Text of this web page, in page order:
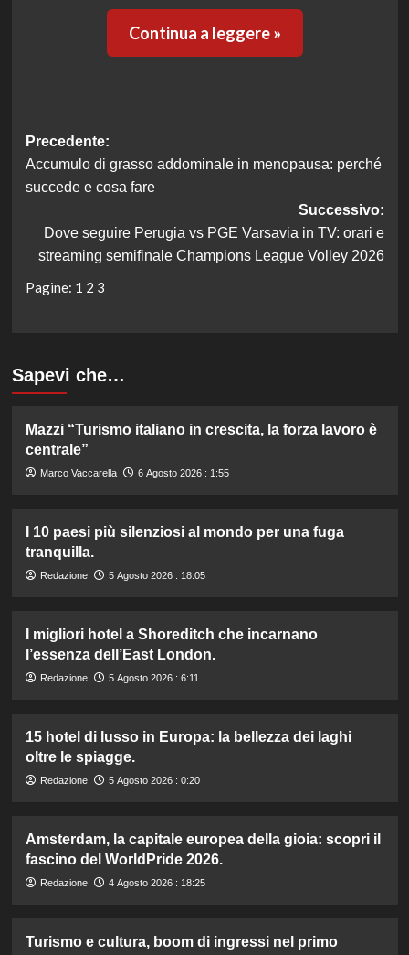
Continua a leggere »
Navigazione
articolo
Precedente:
Accumulo di grasso addominale in menopausa: perché
succede e cosa fare
Successivo:
Dove seguire Perugia vs PGE Varsavia in TV: orari e
streaming semifinale Champions League Volley 2026
Pagine: 1 2 3
Sapevi che…
Mazzi “Turismo italiano in crescita, la forza lavoro è
centrale”
Marco Vaccarella 6 Agosto 2026 : 1:55
I 10 paesi più silenziosi al mondo per una fuga
tranquilla.
Redazione 5 Agosto 2026 : 18:05
I migliori hotel a Shoreditch che incarnano
l’essenza dell’East London.
Redazione 5 Agosto 2026 : 6:11
15 hotel di lusso in Europa: la bellezza dei laghi
oltre le spiagge.
Redazione 5 Agosto 2026 : 0:20
Amsterdam, la capitale europea della gioia: scopri il
fascino del WorldPride 2026.
Redazione 4 Agosto 2026 : 18:25
Turismo e cultura, boom di ingressi nel primo